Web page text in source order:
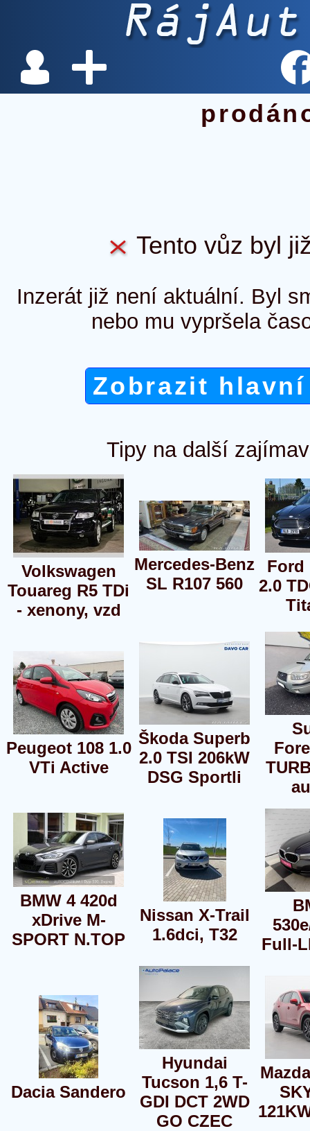
Tento vůz byl
Inzerát již není aktuální. Byl
nebo mu vypršela
Zobrazit
Tipy na další
Volkswagen
Touareg R5 TDi
- xenony, vzd
Mercedes-Benz
SL R107 560
Ford
2.0
Peugeot 108 1.0
VTi Active
Škoda Superb
2.0 TSI 206kW
DSG Sportli
BMW 4 420d
xDrive M-
SPORT N.TOP
Nissan X-Trail
1.6dci, T32
Full-
Dacia Sandero
Hyundai
Tucson 1,6 T-
GDI DCT 2WD
GO CZEC